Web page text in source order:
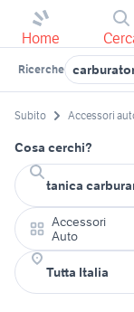
Home
Ricerche
Subito Accessori
Cosa cerchi?
Accessori
Auto